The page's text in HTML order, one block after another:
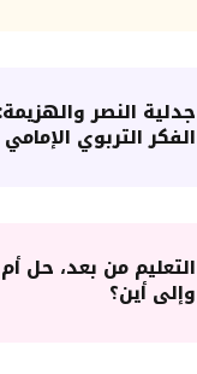
جدلية النصر
الفكر التربوي الإمامي
التعليم من بعد، حل
وإلى أين؟